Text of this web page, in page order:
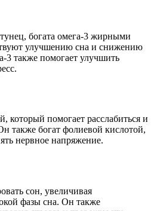
богата омега-3 жирными
улучшению сна и снижению
3 также помогает улучшить
который помогает расслабиться и
также богат фолиевой кислотой,
нервное напряжение.
сон, увеличивая
фазы сна. Он также